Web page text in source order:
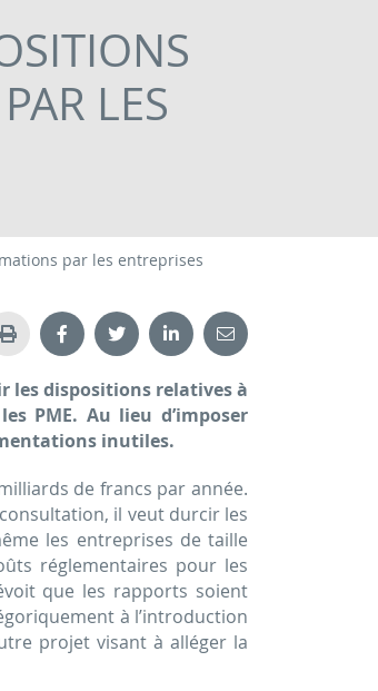
LES
par les entreprises
les dispositions relatives à
PME. Au lieu d’imposer
inutiles.
de francs par année.
il veut durcir les
les entreprises de taille
réglementaires pour les
que les rapports soient
à l’introduction
projet visant à alléger la